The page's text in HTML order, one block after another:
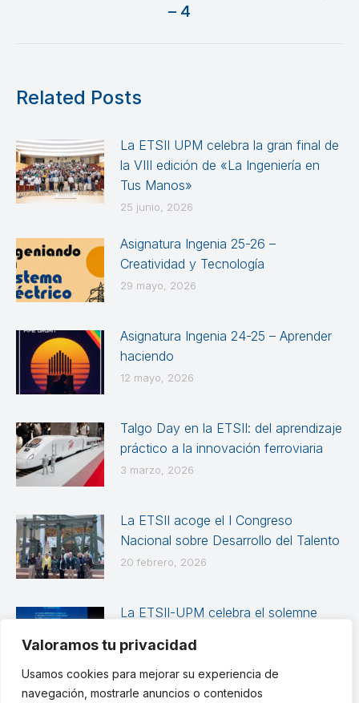
Valoramos tu privacidad
Usamos cookies para mejorar su experiencia de
navegación, mostrarle anuncios o contenidos
siguiente:
– 4
Related Posts
La ETSII UPM celebra la gran final de
la VIII edición de «La Ingeniería en
Tus Manos»
25 junio, 2026
Asignatura Ingenia 25-26 –
Creatividad y Tecnología
29 mayo, 2026
Asignatura Ingenia 24-25 – Aprender
haciendo
12 mayo, 2026
Talgo Day en la ETSII: del aprendizaje
práctico a la innovación ferroviaria
3 marzo, 2026
La ETSII acoge el I Congreso
Nacional sobre Desarrollo del Talento
20 febrero, 2026
La ETSII-UPM celebra el solemne
las promociones 2024-2025
12 febrero, 2026